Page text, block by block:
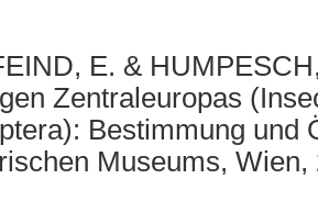
E. &
Zentraleuropas
Bestimmung und
Museums, Wien,